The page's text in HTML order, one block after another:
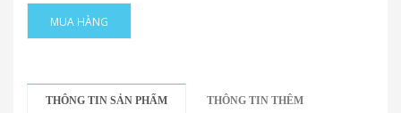
MUA HÀNG
THÔNG TIN SẢN PHẨM THÔNG TIN THÊM